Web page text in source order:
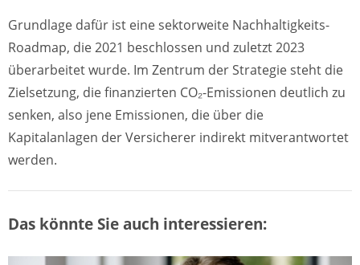
Grundlage dafür ist eine sektorweite Nachhaltigkeits-
Roadmap, die 2021 beschlossen und zuletzt 2023
überarbeitet wurde. Im Zentrum der Strategie steht die
Zielsetzung, die finanzierten CO₂-Emissionen deutlich zu
senken, also jene Emissionen, die über die
Kapitalanlagen der Versicherer indirekt mitverantwortet
werden.
Das könnte Sie auch interessieren: